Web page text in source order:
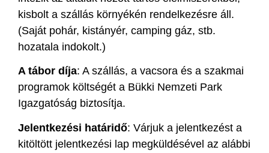
kisbolt a szállás környékén rendelkezésre áll.
(Saját pohár, kistányér, camping gáz, stb.
hozatala indokolt.)
A tábor díja: A szállás, a vacsora és a szakmai
programok költségét a Bükki Nemzeti Park
Igazgatóság biztosítja.
Jelentkezési határidő: Várjuk a jelentkezést a
kitöltött jelentkezési lap megküldésével az alábbi